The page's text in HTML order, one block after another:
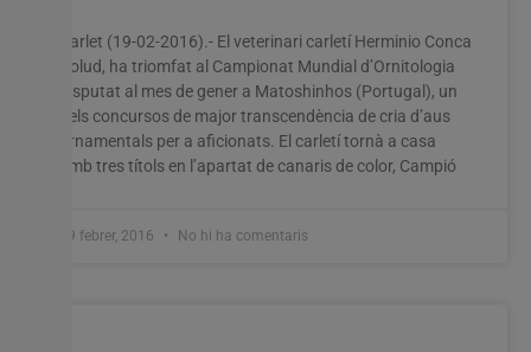
Carlet (19-02-2016).- El veterinari carletí Herminio Conca
Bolud, ha triomfat al Campionat Mundial d’Ornitologia
disputat al mes de gener a Matoshinhos (Portugal), un
dels concursos de major transcendència de cria d’aus
ornamentals per a aficionats. El carletí tornà a casa
amb tres títols en l’apartat de canaris de color, Campió
19 febrer, 2016 No hi ha comentaris